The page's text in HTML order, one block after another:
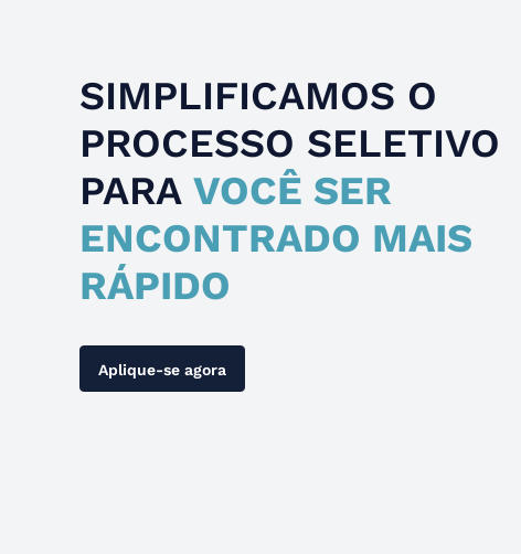
SIMPLIFICAMOS O
PROCESSO SELETIVO
PARA VOCÊ SER
ENCONTRADO MAIS
RÁPIDO
Aplique-se agora